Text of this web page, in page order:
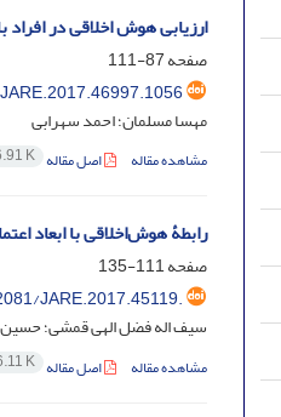
ارزیابی هوش اخلاقی در
صفحه87-111
مهسا مسلمان؛ احمد سهرابی
مشاهده مقاله اصل مقاله K
رابطۀ هوش‌اخلاقی با ابعاد
صفحه111-135
JARE.2017.45119.
سیف اله فضل الهی قمشی؛ حسین
مشاهده مقاله اصل مقاله K